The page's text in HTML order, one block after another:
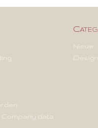
data
Nieuw